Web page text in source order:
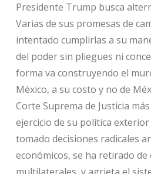
Presidente Trump busca
Varias de sus promesas de
intentado cumplirlas a su
del poder sin pliegues ni
forma va construyendo el
México, a su costo y no de
Corte Suprema de Justicia
ejercicio de su política exterior
tomado decisiones radicales
económicos, se ha retirado